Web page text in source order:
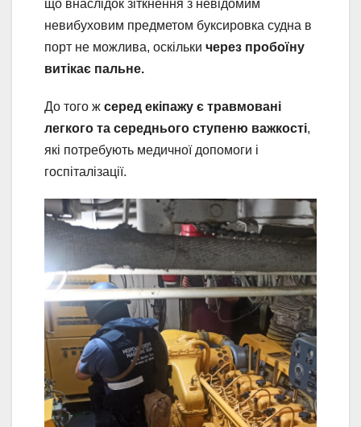
що внаслідок зіткнення з невідомим
невибуховим предметом буксировка судна в
порт не можлива, оскільки через пробоїну
витікає пальне.
До того ж серед екіпажу є травмовані
легкого та середнього ступеню важкості,
які потребують медичної допомоги і
госпіталізації.